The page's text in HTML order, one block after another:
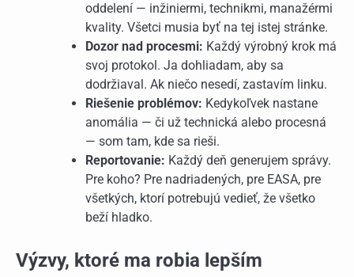
oddelení — inžiniermi, technikmi, manažérmi
kvality. Všetci musia byť na tej istej stránke.
Dozor nad procesmi: Každý výrobný krok má
svoj protokol. Ja dohliadam, aby sa
dodržiaval. Ak niečo nesedí, zastavím linku.
Riešenie problémov: Kedykoľvek nastane
anomália — či už technická alebo procesná
— som tam, kde sa rieši.
Reportovanie: Každý deň generujem správy.
Pre koho? Pre nadriadených, pre EASA, pre
všetkých, ktorí potrebujú vedieť, že všetko
beží hladko.
Výzvy, ktoré ma robia lepším